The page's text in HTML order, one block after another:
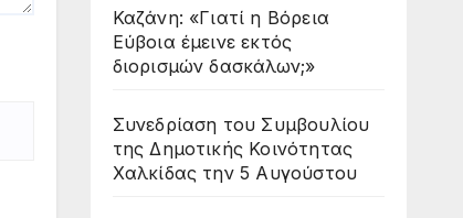
Καζάνη: «Γιατί η Βόρεια
Εύβοια έμεινε εκτός
διορισμών δασκάλων;»
Συνεδρίαση του Συμβουλίου
της Δημοτικής Κοινότητας
Χαλκίδας την 5 Αυγούστου